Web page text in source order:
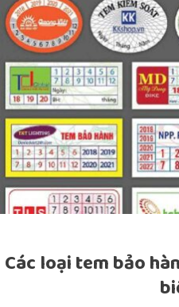
Các loại tem bảo